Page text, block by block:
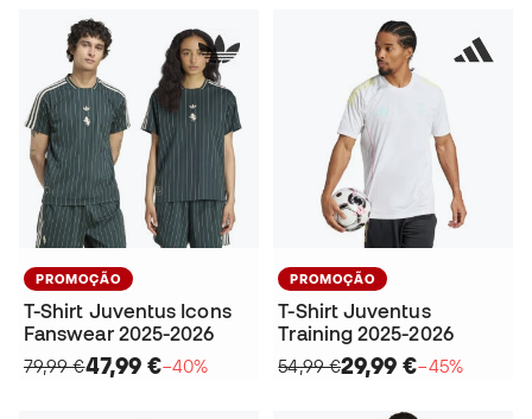
PROMOÇÃO
T-Shirt Juventus Icons
Fanswear 2025-2026
79,99 €47,99 €−40%
PROMOÇÃO
T-Shirt Juventus
Training 2025-2026
54,99 €29,99 €−45%